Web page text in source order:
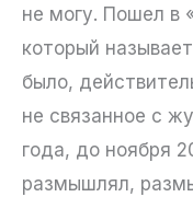
не могу. Пошел в
который
было,
не связанное с
года, до ноября
размышлял,